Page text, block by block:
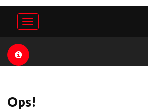
Toggle
navigation
Ops!